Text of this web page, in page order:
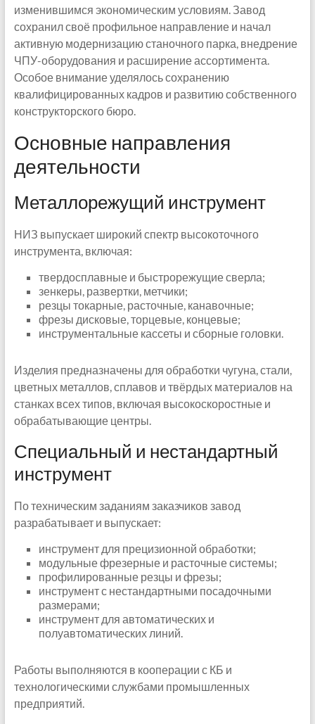
изменившимся экономическим условиям. Завод
сохранил своё профильное направление и начал
активную модернизацию станочного парка, внедрение
ЧПУ-оборудования и расширение ассортимента.
Особое внимание уделялось сохранению
квалифицированных кадров и развитию собственного
конструкторского бюро.
Основные направления
деятельности
Металлорежущий инструмент
НИЗ выпускает широкий спектр высокоточного
инструмента, включая:
твердосплавные и быстрорежущие сверла;
зенкеры, развертки, метчики;
резцы токарные, расточные, канавочные;
фрезы дисковые, торцевые, концевые;
инструментальные кассеты и сборные головки.
Изделия предназначены для обработки чугуна, стали,
цветных металлов, сплавов и твёрдых материалов на
станках всех типов, включая высокоскоростные и
обрабатывающие центры.
Специальный и нестандартный
инструмент
По техническим заданиям заказчиков завод
разрабатывает и выпускает:
инструмент для прецизионной обработки;
модульные фрезерные и расточные системы;
профилированные резцы и фрезы;
инструмент с нестандартными посадочными
размерами;
инструмент для автоматических и
полуавтоматических линий.
Работы выполняются в кооперации с КБ и
технологическими службами промышленных
предприятий.